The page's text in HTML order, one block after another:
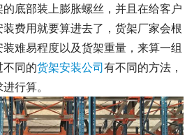
底部装上膨胀螺丝，并且在给客户
费用就要算进去了，货架厂家会根
难易程度以及货架重量，来算一组
不同的货架安装公司有不同的方法，
行算。